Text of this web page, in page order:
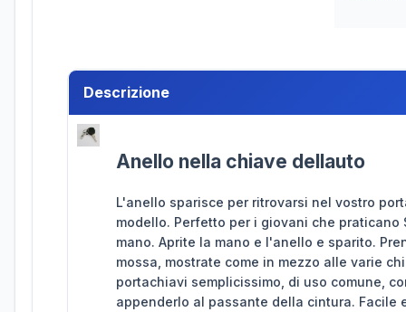
Descrizione
Anello nella chiave dellauto
L'anello sparisce per ritrovarsi nel vostro
modello. Perfetto per i giovani che
mano. Aprite la mano e l'anello e sparito.
mossa, mostrate come in mezzo alle varie
portachiavi semplicissimo, di uso comune,
appenderlo al passante della cintura. Facile